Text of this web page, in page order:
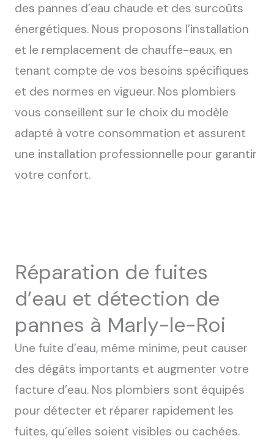
des pannes d’eau chaude et des surcoûts
énergétiques. Nous proposons l’installation
et le remplacement de chauffe-eaux, en
tenant compte de vos besoins spécifiques
et des normes en vigueur. Nos plombiers
vous conseillent sur le choix du modèle
adapté à votre consommation et assurent
une installation professionnelle pour garantir
votre confort.
Réparation de fuites
d’eau et détection de
pannes à Marly-le-Roi
Une fuite d’eau, même minime, peut causer
des dégâts importants et augmenter votre
facture d’eau. Nos plombiers sont équipés
pour détecter et réparer rapidement les
fuites, qu’elles soient visibles ou cachées.